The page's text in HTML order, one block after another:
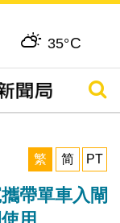
35°C
搜尋
繁
简 PT
帶單車入閘